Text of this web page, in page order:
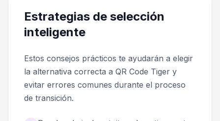
Estrategias de selección
inteligente
Estos consejos prácticos te ayudarán a elegir
la alternativa correcta a QR Code Tiger y
evitar errores comunes durante el proceso
de transición.